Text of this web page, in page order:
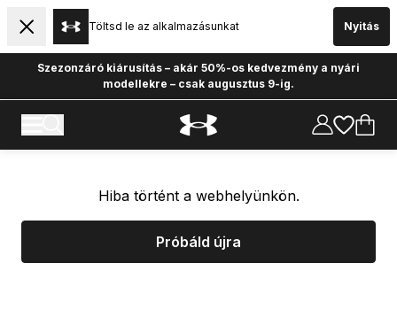
Töltsd le az alkalmazásunkat Nyitás
Szezonzáró kiárusítás – akár 50%-os kedvezmény a nyári
modellekre – csak augusztus 9-ig.
Hiba történt a webhelyünkön.
Próbáld újra